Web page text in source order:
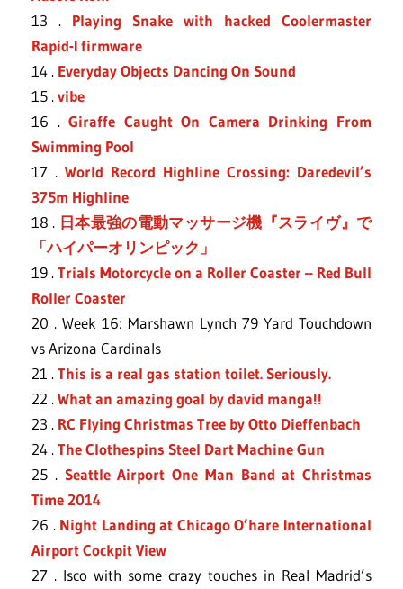
13 . Playing Snake with hacked Coolermaster
Rapid-I firmware
14 . Everyday Objects Dancing On Sound
15 .vibe
16 .Giraffe Caught On Camera Drinking From
Swimming Pool
17 . World Record Highline Crossing: Daredevil’s
375m Highline
18 . 日本最強の電動マッサージ機『スライヴ』で
「ハイパーオリンピック」
19 .Trials Motorcycle on a Roller Coaster – Red Bull
Roller Coaster
20 . Week 16: Marshawn Lynch 79 Yard Touchdown
vs Arizona Cardinals
21 .This is a real gas station toilet. Seriously.
22 .What an amazing goal by david manga!!
23 . RC Flying Christmas Tree by Otto Dieffenbach
24 .The Clothespins Steel Dart Machine Gun
25 . Seattle Airport One Man Band at Christmas
Time 2014
26 . Night Landing at Chicago O’hare International
Airport Cockpit View
27 . Isco with some crazy touches in Real Madrid’s